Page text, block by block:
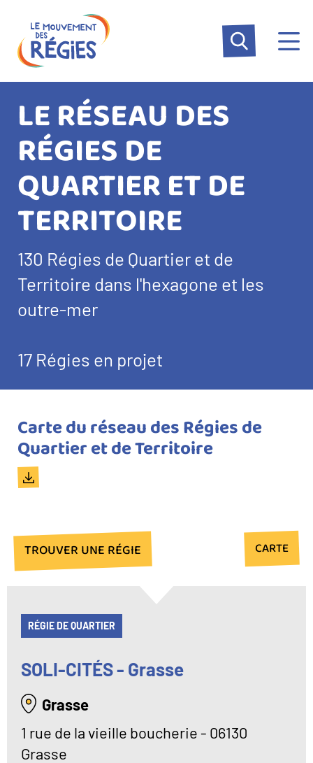
contenu
principal
LE RÉSEAU DES
RÉGIES DE
QUARTIER ET DE
TERRITOIRE
Texte
d’introduction
130 Régies de Quartier et de
Territoire dans l'hexagone et les
outre-mer
17 Régies en projet
Titre
du
document
Carte du réseau des Régies de
Quartier et de Territoire
Document
TROUVER UNE RÉGIE CARTE
RÉGIE DE QUARTIER
SOLI-CITÉS - Grasse
Grasse
1 rue de la vieille boucherie - 06130
Grasse